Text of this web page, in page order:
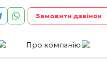
Замовити дзвінок
Про компанію